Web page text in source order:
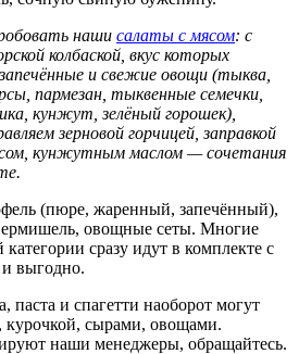
наши салаты с мясом: с
колбаской, вкус которых
и свежие овощи (тыква,
пармезан, тыквенные семечки,
кунжут, зелёный горошек),
зерновой горчицей, заправкой
кунжутным маслом — сочетания
(пюре, жаренный, запечённый),
овощные сеты. Многие
сразу идут в комплекте с
выгодно.
и спагетти наоборот могут
курочкой, сырами, овощами.
наши менеджеры, обращайтесь.